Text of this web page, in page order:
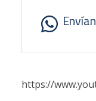
https://